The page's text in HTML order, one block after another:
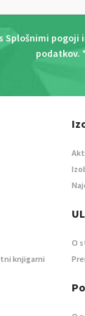
Splošnimi pogoji
podatkov.
knjigarni
O